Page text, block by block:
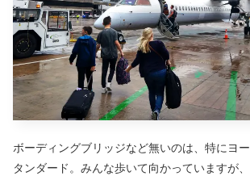
ボーディングブリッジなど無いのは、特にヨ
タンダード。みんな歩いて向かっていますが